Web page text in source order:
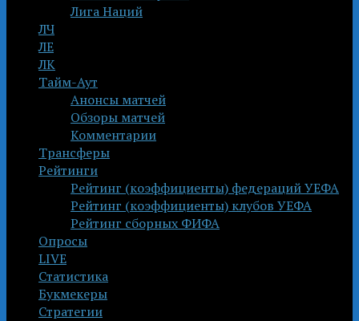
Лига Наций
ЛЧ
ЛЕ
ЛК
Тайм-Аут
Анонсы матчей
Обзоры матчей
Комментарии
Трансферы
Рейтинги
Рейтинг (коэффициенты) федераций УЕФА
Рейтинг (коэффициенты) клубов УЕФА
Рейтинг сборных ФИФА
Опросы
LIVE
Статистика
Букмекеры
Стратегии